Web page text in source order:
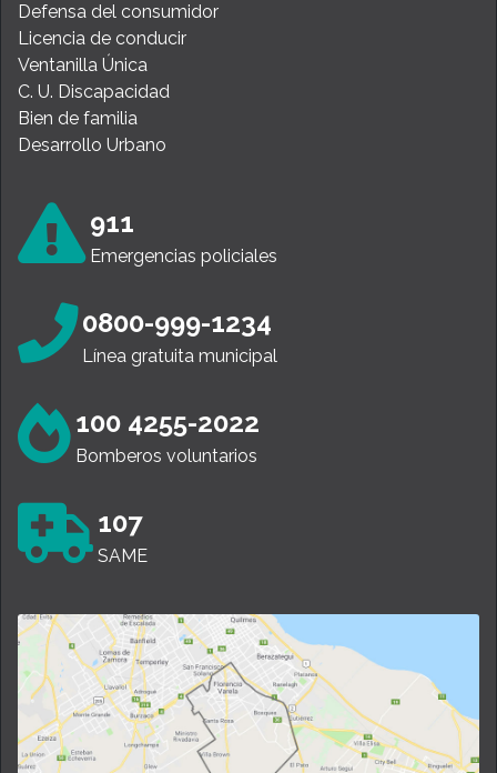
Defensa del consumidor
Licencia de conducir
Ventanilla Única
C. U. Discapacidad
Bien de familia
Desarrollo Urbano
911
Emergencias policiales
0800-999-1234
Línea gratuita municipal
100 4255-2022
Bomberos voluntarios
107
SAME